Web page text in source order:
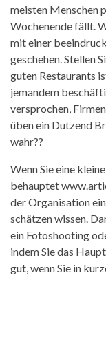
meisten Menschen
Wochenende fällt.
mit einer
geschehen. Stellen
guten Restaurants
jemandem
versprochen,
üben ein Dutzend
wahr??
Wenn Sie eine
behauptet
der Organisation
schätzen wissen.
ein Fotoshooting
indem Sie das
gut, wenn Sie in